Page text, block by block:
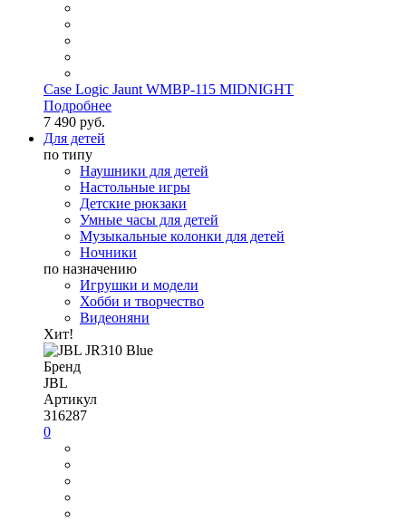
Case Logic Jaunt WMBP-115 MIDNIGHT
Подробнее
7 490 руб.
Для детей
по типу
Наушники для детей
Настольные игры
Детские рюкзаки
Умные часы для детей
Музыкальные колонки для детей
Ночники
по назначению
Игрушки и модели
Хобби и творчество
Видеоняни
Хит!
Бренд
JBL
Артикул
316287
0